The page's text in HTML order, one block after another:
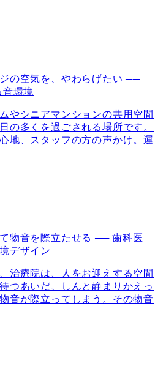
の空気を、やわらげたい ──
環境
やシニアマンションの共用空間
の多くを過ごされる場所です。
地、スタッフの方の声かけ。運
物音を際立たせる ── 歯科医
デザイン
治療院は、人をお迎えする空間
つあいだ、しんと静まりかえっ
音が際立ってしまう。その物音